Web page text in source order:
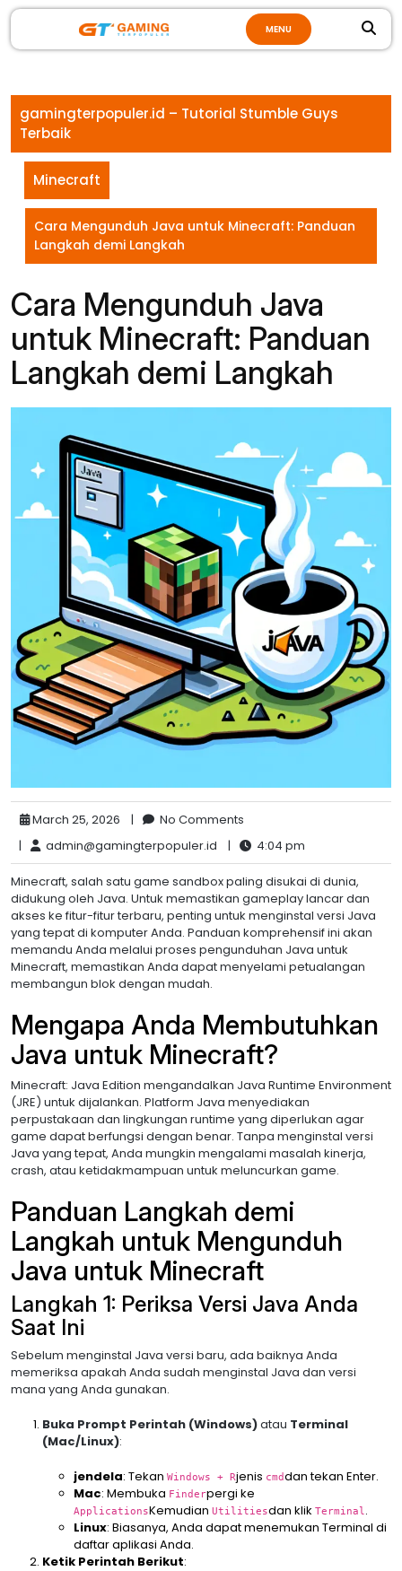
Skip
content
MENU
gamingterpopuler.id – Tutorial Stumble Guys
Terbaik
Minecraft
Cara Mengunduh Java untuk Minecraft: Panduan
Langkah demi Langkah
Cara Mengunduh Java
untuk Minecraft: Panduan
Langkah demi Langkah
March 25, 2026 |
No Comments
|
admin@gamingterpopuler.id | 4:04 pm
Minecraft, salah satu game sandbox paling disukai di dunia,
didukung oleh Java. Untuk memastikan gameplay lancar dan
akses ke fitur-fitur terbaru, penting untuk menginstal versi Java
yang tepat di komputer Anda. Panduan komprehensif ini akan
memandu Anda melalui proses pengunduhan Java untuk
Minecraft, memastikan Anda dapat menyelami petualangan
membangun blok dengan mudah.
Mengapa Anda Membutuhkan
Java untuk Minecraft?
Minecraft: Java Edition mengandalkan Java Runtime Environment
(JRE) untuk dijalankan. Platform Java menyediakan
perpustakaan dan lingkungan runtime yang diperlukan agar
game dapat berfungsi dengan benar. Tanpa menginstal versi
Java yang tepat, Anda mungkin mengalami masalah kinerja,
crash, atau ketidakmampuan untuk meluncurkan game.
Panduan Langkah demi
Langkah untuk Mengunduh
Java untuk Minecraft
Langkah 1: Periksa Versi Java Anda
Saat Ini
Sebelum menginstal Java versi baru, ada baiknya Anda
memeriksa apakah Anda sudah menginstal Java dan versi
mana yang Anda gunakan.
Buka Prompt Perintah (Windows)atau Terminal
(Mac/Linux):
jendela: Tekan Windows + Rjenis cmddan tekan Enter.
Mac: Membuka Finderpergi ke
ApplicationsKemudian Utilitiesdan klik Terminal.
Linux: Biasanya, Anda dapat menemukan Terminal di
daftar aplikasi Anda.
Ketik Perintah Berikut: